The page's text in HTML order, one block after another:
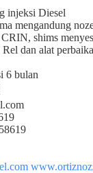
injeksi Diesel
mengandung
shims
dan alat
6 bulan